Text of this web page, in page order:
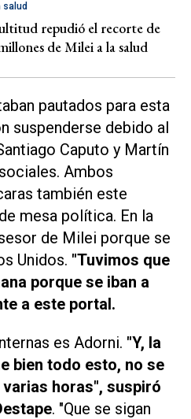
salud
repudió el recorte de
de Milei a la salud
pautados para esta
suspenderse debido al
Caputo y Martín
Ambos
también este
mesa política. En la
de Milei porque se
Unidos. "Tuvimos que
porque se iban a
a este portal.
es Adorni. "Y, la
bien todo esto, no se
horas", suspiró
. "Que se sigan